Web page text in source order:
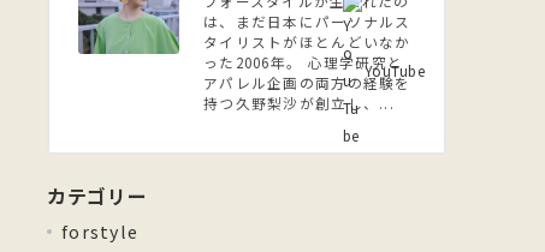
は、まだ日本にパーソナルス
タイリストがほとんどいなか
った2006年。 ⼼理学研究と
アパレル企画の両方の経験を
持つ久野梨沙が創立し、...
YouTube
カテゴリー
forstyle